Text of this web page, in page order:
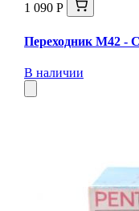
1 090 Р
Переходник M42 -
В наличии